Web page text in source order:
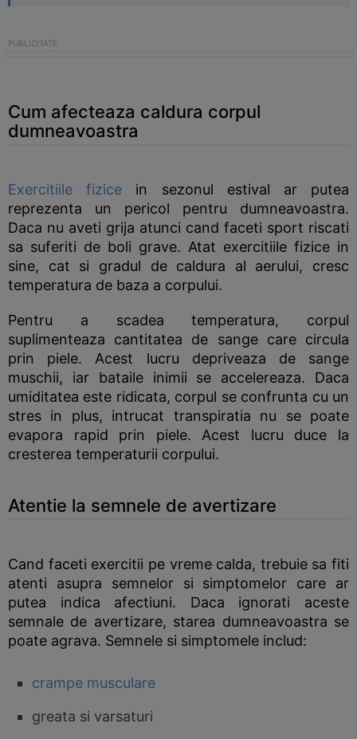
Cum afecteaza caldura corpul
dumneavoastra
Exercitiile fizice in sezonul estival ar putea
reprezenta un pericol pentru dumneavoastra.
Daca nu aveti grija atunci cand faceti sport riscati
sa suferiti de boli grave. Atat exercitiile fizice in
sine, cat si gradul de caldura al aerului, cresc
temperatura de baza a corpului.
Pentru a scadea temperatura, corpul
suplimenteaza cantitatea de sange care circula
prin piele. Acest lucru depriveaza de sange
muschii, iar bataile inimii se accelereaza. Daca
umiditatea este ridicata, corpul se confrunta cu un
stres in plus, intrucat transpiratia nu se poate
evapora rapid prin piele. Acest lucru duce la
cresterea temperaturii corpului.
Atentie la semnele de avertizare
Cand faceti exercitii pe vreme calda, trebuie sa fiti
atenti asupra semnelor si simptomelor care ar
putea indica afectiuni. Daca ignorati aceste
semnale de avertizare, starea dumneavoastra se
poate agrava. Semnele si simptomele includ:
crampe musculare
greata si varsaturi